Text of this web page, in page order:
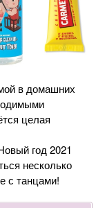
в домашних
целая
год 2021
несколько
с танцами!